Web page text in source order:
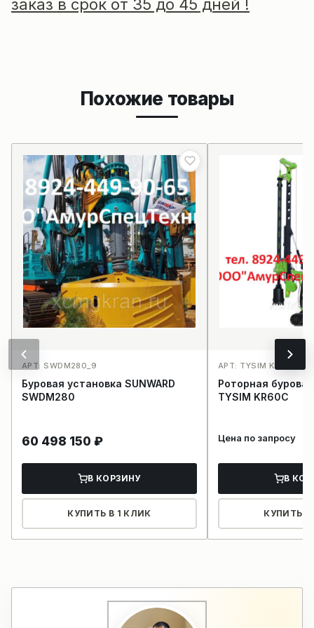
заказ в срок от 35 до 45 дней !
Похожие товары
АРТ: SWDM280_9
Буровая установка SUNWARD
SWDM280
60 498 150 ₽
В КОРЗИНУ
КУПИТЬ В 1 КЛИК
АРТ: TYSIM KR60С_25
Роторная
TYSIM KR60С
Цена по запросу
В
КУПИТЬ В